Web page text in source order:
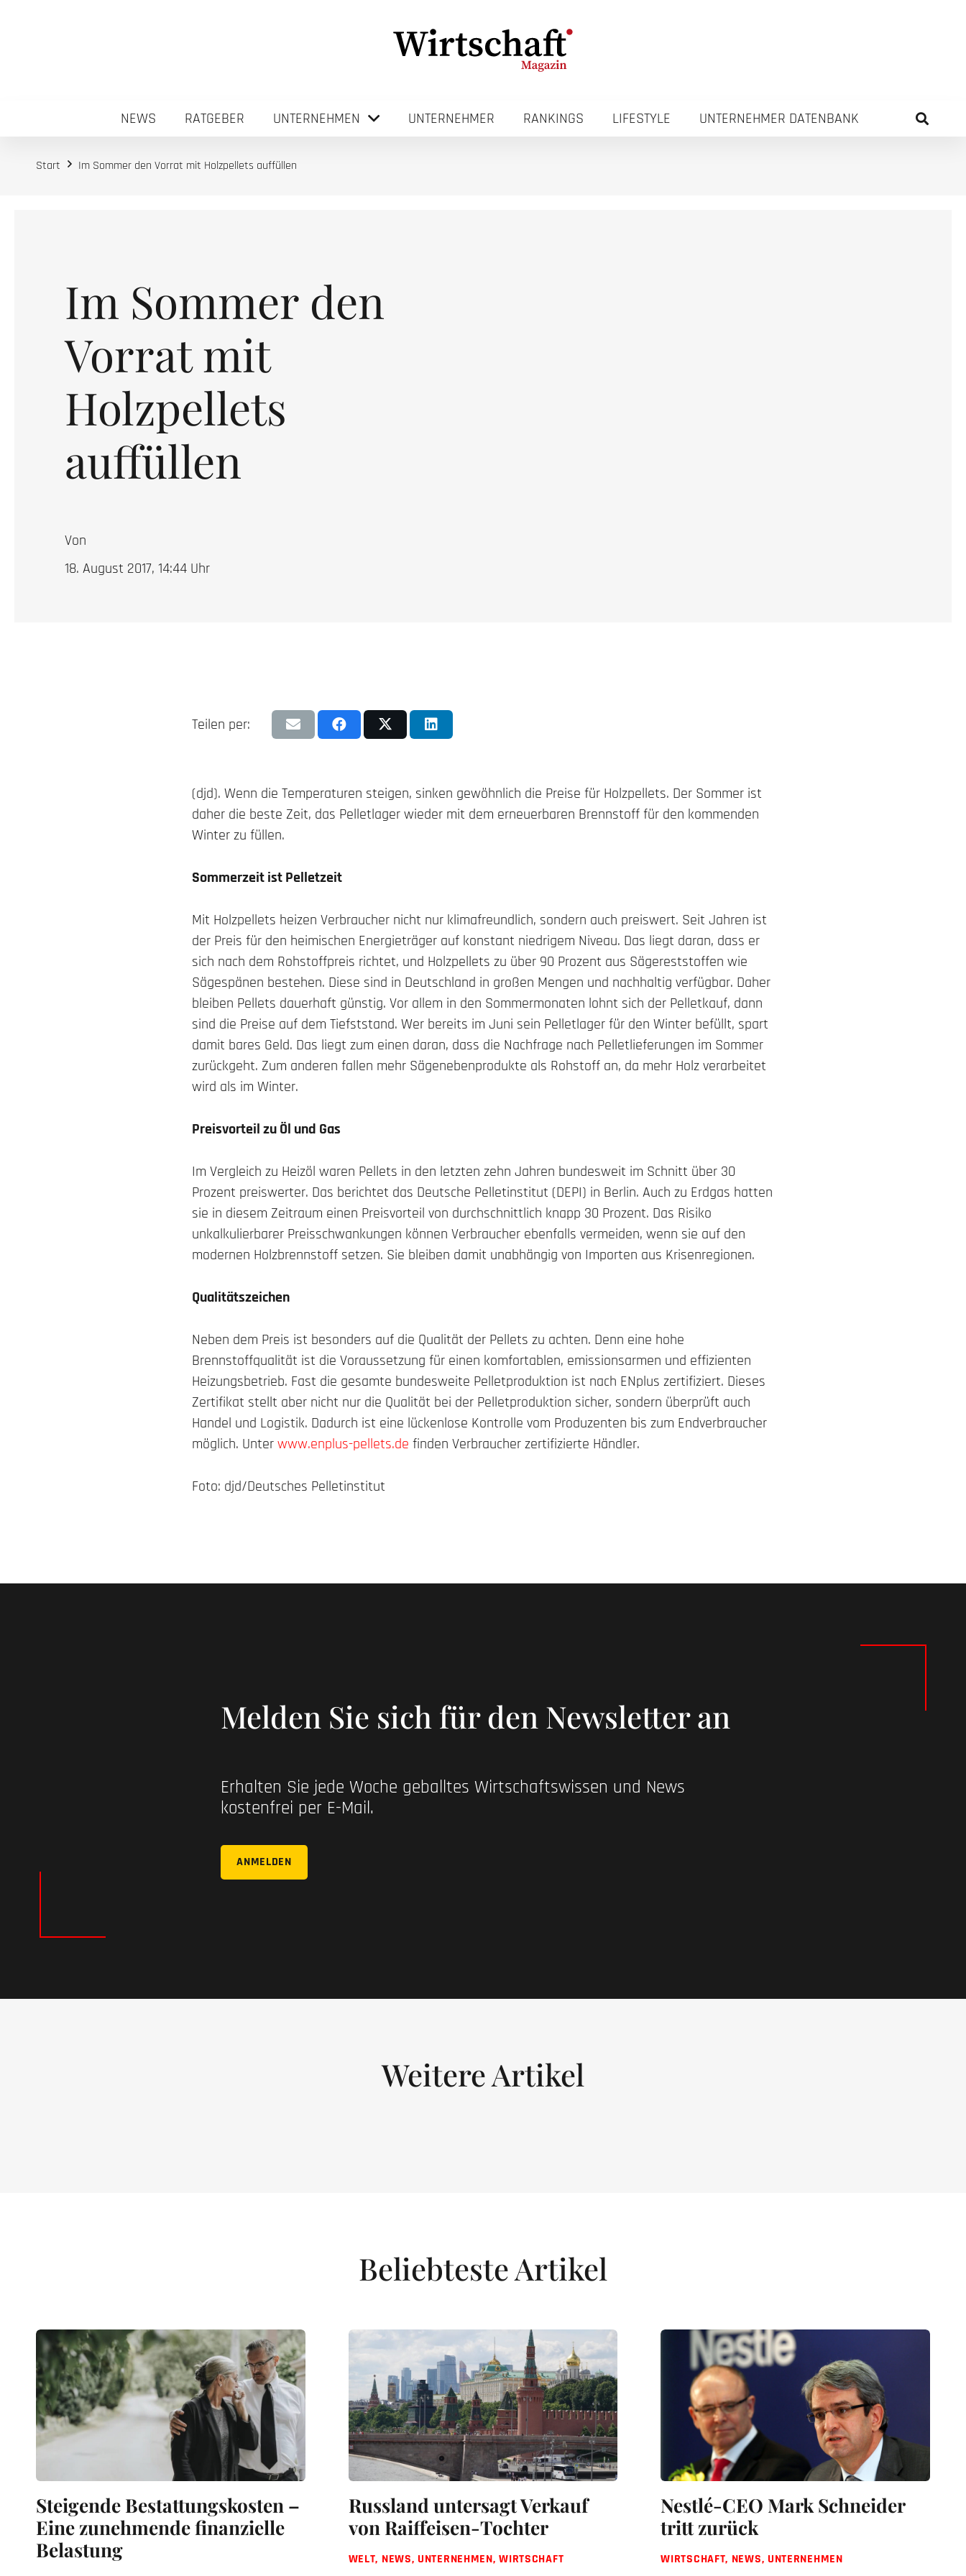
NEWS RATGEBER UNTERNEHMEN UNTERNEHMER RANKINGS LIFESTYLE UNTERNEHMER DATENBANK
Start Im Sommer den Vorrat mit Holzpellets auffüllen
Im Sommer den
Vorrat mit
Holzpellets
auffüllen
Von
18. August 2017, 14:44 Uhr
Teilen per:
(djd). Wenn die Temperaturen steigen, sinken gewöhnlich die Preise für Holzpellets. Der Sommer ist
daher die beste Zeit, das Pelletlager wieder mit dem erneuerbaren Brennstoff für den kommenden
Winter zu füllen.
Sommerzeit ist Pelletzeit
Mit Holzpellets heizen Verbraucher nicht nur klimafreundlich, sondern auch preiswert. Seit Jahren ist
der Preis für den heimischen Energieträger auf konstant niedrigem Niveau. Das liegt daran, dass er
sich nach dem Rohstoffpreis richtet, und Holzpellets zu über 90 Prozent aus Sägereststoffen wie
Sägespänen bestehen. Diese sind in Deutschland in großen Mengen und nachhaltig verfügbar. Daher
bleiben Pellets dauerhaft günstig. Vor allem in den Sommermonaten lohnt sich der Pelletkauf, dann
sind die Preise auf dem Tiefststand. Wer bereits im Juni sein Pelletlager für den Winter befüllt, spart
damit bares Geld. Das liegt zum einen daran, dass die Nachfrage nach Pelletlieferungen im Sommer
zurückgeht. Zum anderen fallen mehr Sägenebenprodukte als Rohstoff an, da mehr Holz verarbeitet
wird als im Winter.
Preisvorteil zu Öl und Gas
Im Vergleich zu Heizöl waren Pellets in den letzten zehn Jahren bundesweit im Schnitt über 30
Prozent preiswerter. Das berichtet das Deutsche Pelletinstitut (DEPI) in Berlin. Auch zu Erdgas hatten
sie in diesem Zeitraum einen Preisvorteil von durchschnittlich knapp 30 Prozent. Das Risiko
unkalkulierbarer Preisschwankungen können Verbraucher ebenfalls vermeiden, wenn sie auf den
modernen Holzbrennstoff setzen. Sie bleiben damit unabhängig von Importen aus Krisenregionen.
Qualitätszeichen
Neben dem Preis ist besonders auf die Qualität der Pellets zu achten. Denn eine hohe
Brennstoffqualität ist die Voraussetzung für einen komfortablen, emissionsarmen und effizienten
Heizungsbetrieb. Fast die gesamte bundesweite Pelletproduktion ist nach ENplus zertifiziert. Dieses
Zertifikat stellt aber nicht nur die Qualität bei der Pelletproduktion sicher, sondern überprüft auch
Handel und Logistik. Dadurch ist eine lückenlose Kontrolle vom Produzenten bis zum Endverbraucher
möglich. Unterwww.enplus-pellets.de finden Verbraucher zertifizierte Händler.
Foto: djd/Deutsches Pelletinstitut
Melden Sie sich für den Newsletter an
Erhalten Sie jede Woche geballtes Wirtschaftswissen und News
kostenfrei per E-Mail.
ANMELDEN
Weitere Artikel
Beliebteste Artikel
Steigende Bestattungskosten –
Eine zunehmende finanzielle
Belastung
Russland untersagt Verkauf
von Raiffeisen-Tochter
WELT, NEWS, UNTERNEHMEN,WIRTSCHAFT
Nestlé-CEO Mark Schneider
tritt zurück
WIRTSCHAFT, NEWS, UNTERNEHMEN